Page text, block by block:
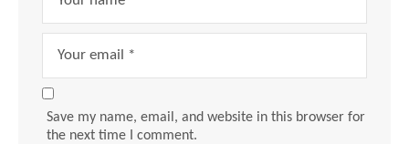
Save my name, email, and website in this browser for
the next time I comment.